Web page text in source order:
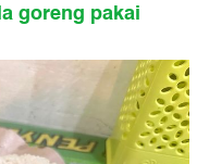
goreng pakai